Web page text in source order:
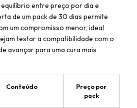
entre preço por dia e
de um pack de 30 dias permite
um compromisso menor, ideal
testar a compatibilidade com o
avançar para uma cura mais
Conteúdo
Preço por
pack